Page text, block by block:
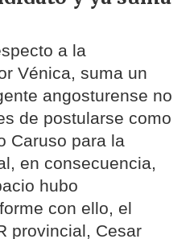
a la
Vénica, suma un
angosturense no
de postularse como
Caruso para la
en consecuencia,
hubo
con ello, el
provincial, Cesar